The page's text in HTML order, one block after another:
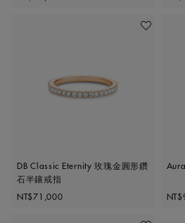
加入喜愛清單
DB Classic Eternity 玫瑰金圓形鑽
石半鑲戒指
Original price
NT$71,000